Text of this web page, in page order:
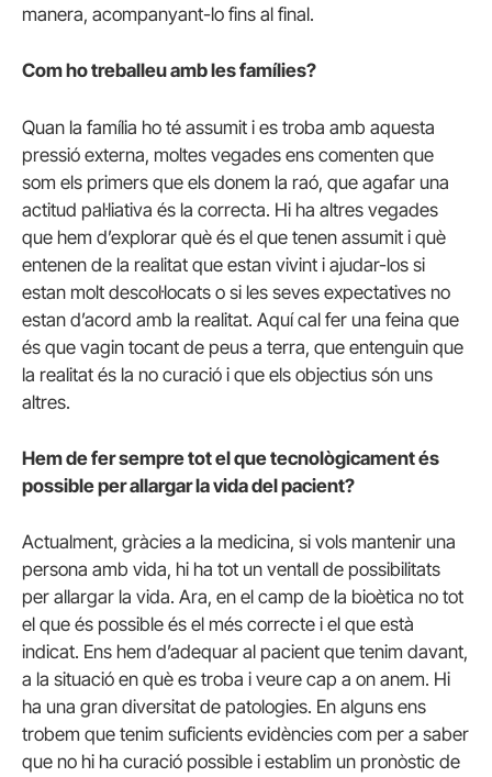
manera, acompanyant-lo fins al final.
Com ho treballeu amb les famílies?
Quan la família ho té assumit i es troba amb aquesta
pressió externa, moltes vegades ens comenten que
som els primers que els donem la raó, que agafar una
actitud pal·liativa és la correcta. Hi ha altres vegades
que hem d’explorar què és el que tenen assumit i què
entenen de la realitat que estan vivint i ajudar-los si
estan molt descol·locats o si les seves expectatives no
estan d’acord amb la realitat. Aquí cal fer una feina que
és que vagin tocant de peus a terra, que entenguin que
la realitat és la no curació i que els objectius són uns
altres.
Hem de fer sempre tot el que tecnològicament és
possible per allargar la vida del pacient?
Actualment, gràcies a la medicina, si vols mantenir una
persona amb vida, hi ha tot un ventall de possibilitats
per allargar la vida. Ara, en el camp de la bioètica no tot
el que és possible és el més correcte i el que està
indicat. Ens hem d’adequar al pacient que tenim davant,
a la situació en què es troba i veure cap a on anem. Hi
ha una gran diversitat de patologies. En alguns ens
trobem que tenim suficients evidències com per a saber
que no hi ha curació possible i establim un pronòstic de